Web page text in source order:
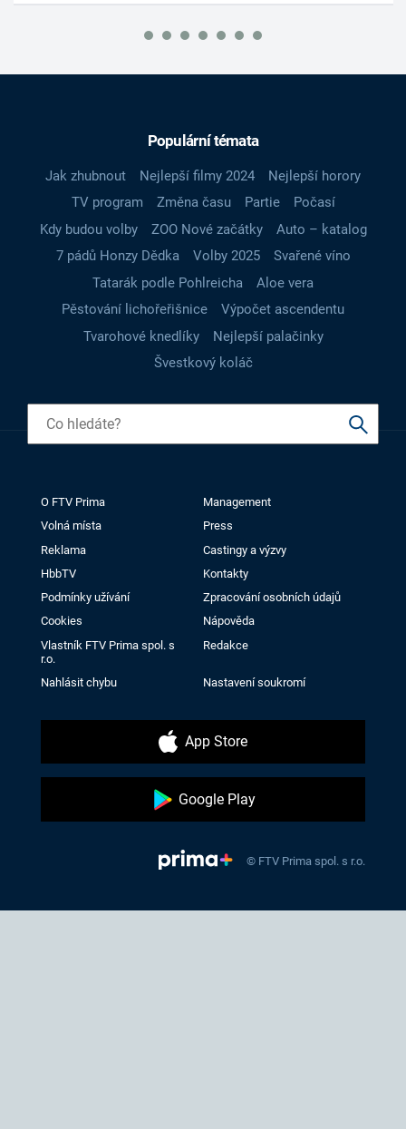
Populární témata
Jak zhubnout Nejlepší filmy 2024
Nejlepší horory
TV program
Změna času Partie
Počasí
Kdy budou volby
ZOO Nové začátky
Auto – katalog
7 pádů Honzy Dědka
Volby 2025
Svařené víno
Tatarák podle Pohlreicha
Aloe vera
Pěstování lichořeřišnice
Výpočet ascendentu
Tvarohové knedlíky
Nejlepší palačinky
Švestkový koláč
O FTV Prima
Management
Volná místa
Press
Reklama
Castingy a výzvy
HbbTV
Kontakty
Podmínky užívání
Zpracování osobních údajů
Cookies
Nápověda
Vlastník FTV Prima spol. s
r.o.
Redakce
Nahlásit chybu Nastavení soukromí
App Store
Google Play
© FTV Prima spol. s r.o.